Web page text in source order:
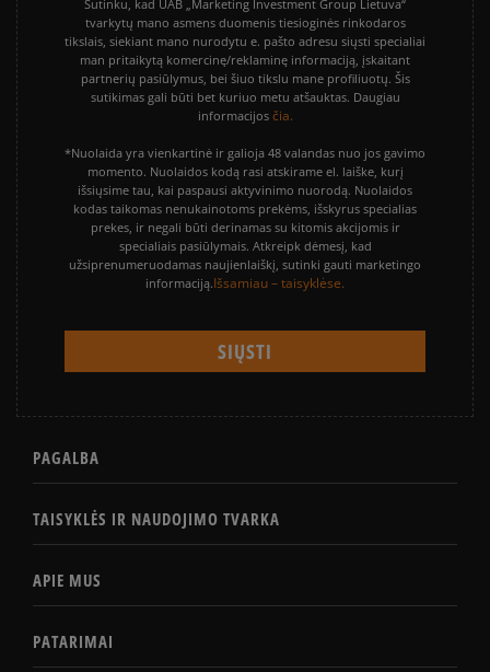
Sutinku, kad UAB „Marketing Investment Group Lietuva“
tvarkytų mano asmens duomenis tiesioginės rinkodaros
tikslais, siekiant mano nurodytu e. pašto adresu siųsti specialiai
man pritaikytą komercinę/reklaminę informaciją, įskaitant
partnerių pasiūlymus, bei šiuo tikslu mane profiliuotų. Šis
sutikimas gali būti bet kuriuo metu atšauktas. Daugiau
informacijos čia.
*Nuolaida yra vienkartinė ir galioja 48 valandas nuo jos gavimo
momento. Nuolaidos kodą rasi atskirame el. laiške, kurį
išsiųsime tau, kai paspausi aktyvinimo nuorodą. Nuolaidos
kodas taikomas nenukainotoms prekėms, išskyrus specialias
prekes, ir negali būti derinamas su kitomis akcijomis ir
specialiais pasiūlymais. Atkreipk dėmesį, kad
užsiprenumeruodamas naujienlaiškį, sutinki gauti marketingo
informaciją.Išsamiau – taisyklėse.
PAGALBA
TAISYKLĖS IR NAUDOJIMO TVARKA
APIE MUS
PATARIMAI